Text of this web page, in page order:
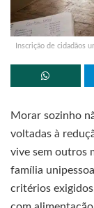
Inscrição de cidadãos
Morar sozinho
voltadas à
vive sem outros
família
critérios